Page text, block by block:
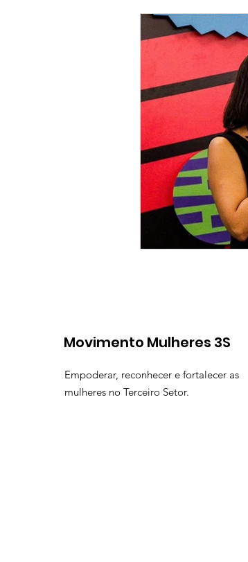
Liderança
Maternidade
Movimento Mulheres 3S
Empoderar, reconhecer e fortalecer as
mulheres no Terceiro Setor.